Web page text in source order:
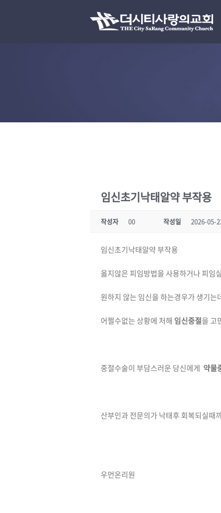
임신초기낙­태알약 부작용
작성자 00 작성일 2026-05-
임신초기낙­태알약 부작용
옳지않은 피임방법을 사용하거나 피임
원하지 않는 임신을 하는경우가 생기는
어쩔수없는 상황에 처해 임신중절을 고
중절수술이 부담스러운 당신에게 약물
산부인과 전문의가 낙태후 회복되실때
우먼온리원